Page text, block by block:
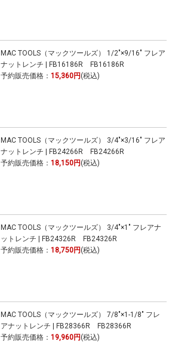
MAC TOOLS（マックツールズ） 1/2"×9/16" フレア
ナットレンチ | FB16186R FB16186R
予約販売価格： 15,360円 (税込)
MAC TOOLS（マックツールズ） 3/4"×3/16" フレア
ナットレンチ | FB24266R FB24266R
予約販売価格： 18,150円 (税込)
MAC TOOLS（マックツールズ） 3/4"×1" フレアナ
ットレンチ | FB24326R FB24326R
予約販売価格： 18,750円 (税込)
MAC TOOLS（マックツールズ） 7/8"×1-1/8" フレ
アナットレンチ | FB28366R FB28366R
予約販売価格： 19,960円 (税込)